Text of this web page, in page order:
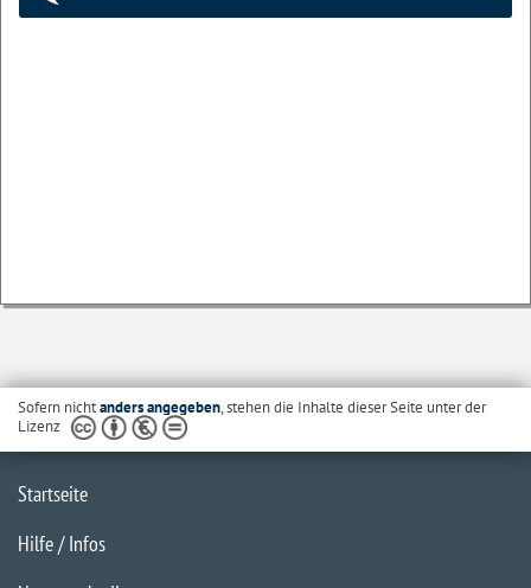
Sofern nichtanders angegeben, stehen die Inhalte dieser Seite unter der
Lizenz
Startseite
Hilfe / Infos